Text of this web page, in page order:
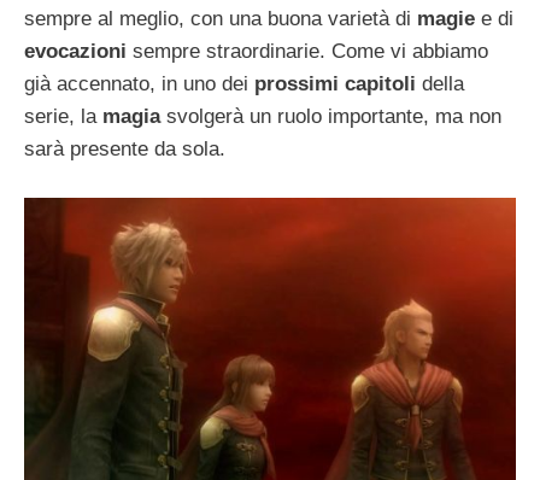
sempre al meglio, con una buona varietà di magie e di
evocazioni sempre straordinarie. Come vi abbiamo
già accennato, in uno dei prossimi capitoli della
serie, la magia svolgerà un ruolo importante, ma non
sarà presente da sola.